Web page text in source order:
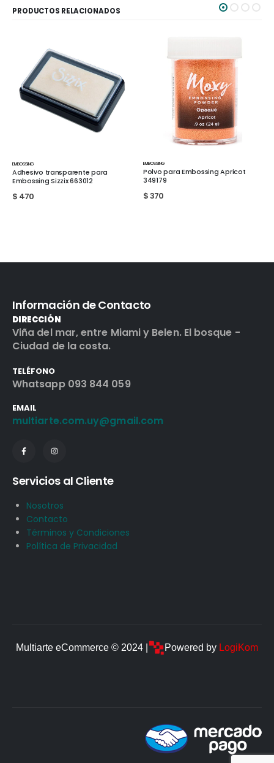
PRODUCTOS RELACIONADOS
para
Polvo para Embossing Apricot
349179
Polvo para Embossing
Información de Contacto
DIRECCIÓN
Viña del mar, entre Miami y Belen. El bosque -
Ciudad de la costa.
TELÉFONO
Whatsapp 093 844 059
EMAIL
multiarte.com.uy@gmail.com
Servicios al Cliente
Nosotros
Contacto
Términos y Condiciones
Política de Privacidad
Multiarte eCommerce © 2024 | Powered by LogiKom